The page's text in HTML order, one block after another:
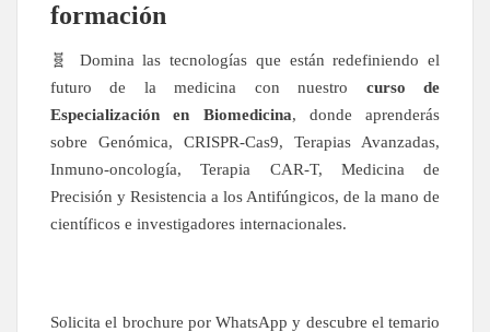
formación
🧬 Domina las tecnologías que están redefiniendo el
futuro de la medicina con nuestro curso de
Especialización en Biomedicina, donde aprenderás
sobre Genómica, CRISPR-Cas9, Terapias Avanzadas,
Inmuno-oncología, Terapia CAR-T, Medicina de
Precisión y Resistencia a los Antifúngicos, de la mano de
científicos e investigadores internacionales.
Solicita el brochure por WhatsApp y descubre el temario